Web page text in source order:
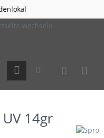
14gr